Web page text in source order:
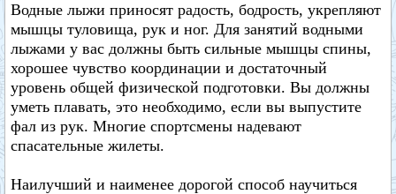
Водные лыжи приносят радость, бодрость, укрепляют
мышцы туловища, рук и ног. Для занятий водными
лыжами у вас должны быть сильные мышцы спины,
хорошее чувство координации и достаточный
уровень общей физической подготовки. Вы должны
уметь плавать, это необходимо, если вы выпустите
фал из рук. Многие спортсмены надевают
спасательные жилеты.
Наилучший и наименее дорогой способ научиться